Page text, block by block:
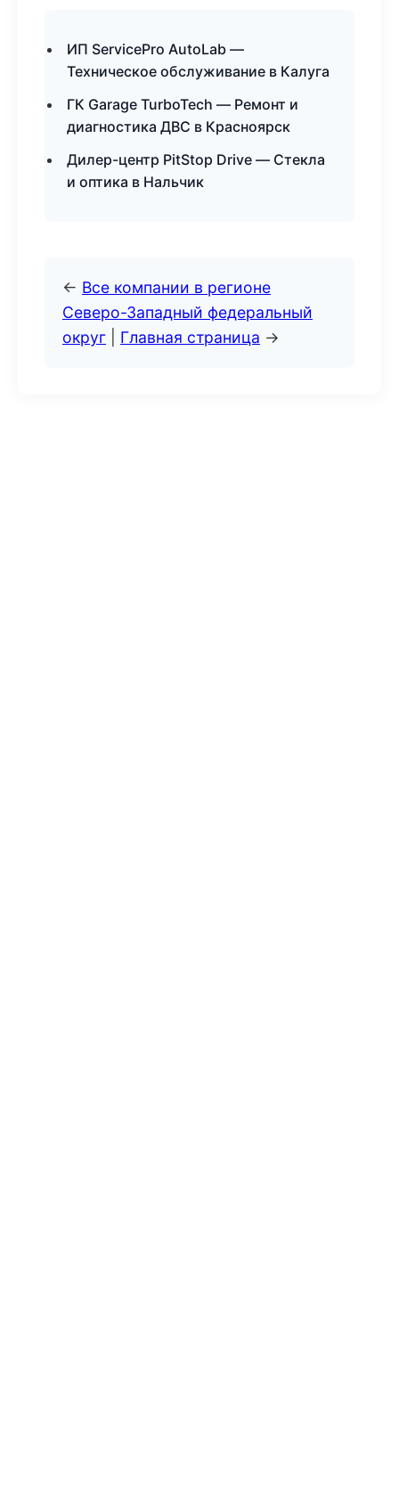
ИП ServicePro AutoLab —
Техническое обслуживание в Калуга
ГК Garage TurboTech — Ремонт и
диагностика ДВС в Красноярск
Дилер-центр PitStop Drive — Стекла
и оптика в Нальчик
← Все компании в регионе
Северо-Западный федеральный
округ
Главная страница →